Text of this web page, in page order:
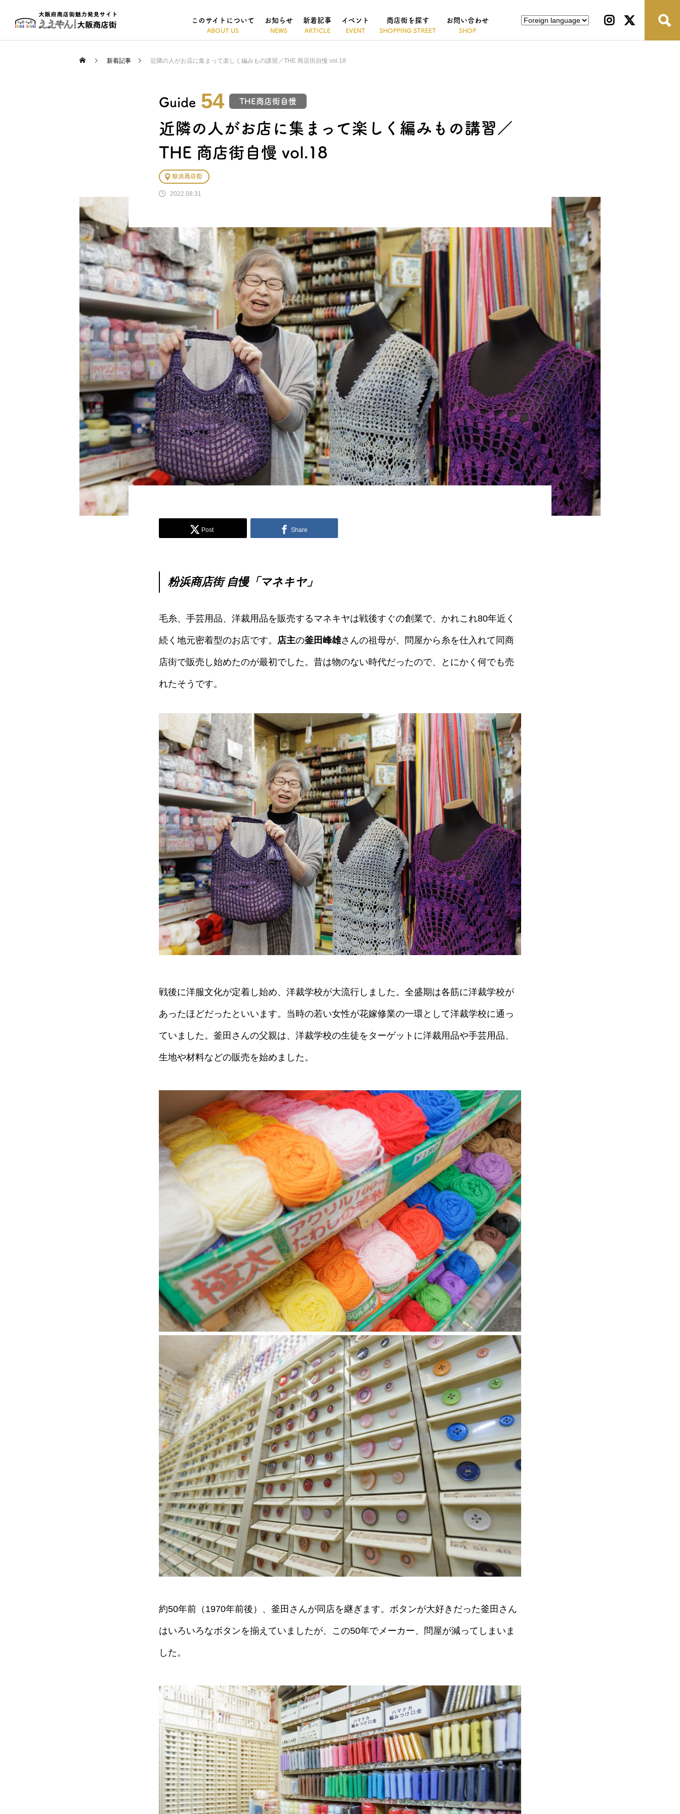
このサイトについて お知らせ 新着記事 イベント 商店街を探す お問い合わせ
新着記事 近隣の人がお店に集まって楽しく編みもの講習／THE 商店街自慢 vol.18
Guide 54 THE商店街自慢
近隣の人がお店に集まって楽しく編みもの講習／
THE 商店街自慢 vol.18
粉浜商店街
2022.08.31
Post Share
粉浜商店街 自慢「マネキヤ」
毛糸、手芸用品、洋裁用品を販売するマネキヤは戦後すぐの創業で、かれこれ80年近く
続く地元密着型のお店です。 店主の釜田峰雄さんの祖母が、問屋から糸を仕入れて同商
店街で販売し始めたのが最初でした。昔は物のない時代だったので、とにかく何でも売
れたそうです。
戦後に洋服文化が定着し始め、洋裁学校が大流行しました。全盛期は各筋に洋裁学校が
あったほどだったといいます。当時の若い女性が花嫁修業の一環として洋裁学校に通っ
ていました。釜田さんの父親は、洋裁学校の生徒をターゲットに洋裁用品や手芸用品、
生地や材料などの販売を始めました。
約50年前（1970年前後）、釜田さんが同店を継ぎます。ボタンが大好きだった釜田さん
はいろいろなボタンを揃えていましたが、この50年でメーカー、問屋が減ってしまいま
した。